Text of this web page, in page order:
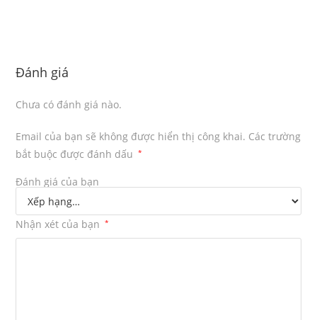
Đánh giá
Chưa có đánh giá nào.
Email của bạn sẽ không được hiển thị công khai. Các trường
bắt buộc được đánh dấu
*
Đánh giá của bạn
Nhận xét của bạn *